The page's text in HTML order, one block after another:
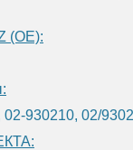
(OE):
02-930210, 02/